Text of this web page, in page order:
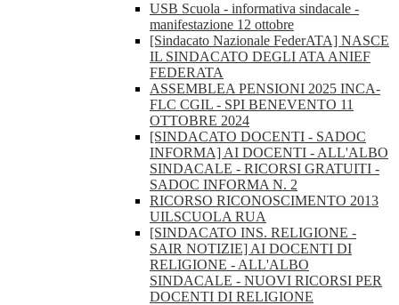
USB Scuola - informativa sindacale -
manifestazione 12 ottobre
[Sindacato Nazionale FederATA] NASCE
IL SINDACATO DEGLI ATA ANIEF
FEDERATA
ASSEMBLEA PENSIONI 2025 INCA-
FLC CGIL - SPI BENEVENTO 11
OTTOBRE 2024
[SINDACATO DOCENTI - SADOC
INFORMA] AI DOCENTI - ALL'ALBO
SINDACALE - RICORSI GRATUITI -
SADOC INFORMA N. 2
RICORSO RICONOSCIMENTO 2013
UILSCUOLA RUA
[SINDACATO INS. RELIGIONE -
SAIR NOTIZIE] AI DOCENTI DI
RELIGIONE - ALL'ALBO
SINDACALE - NUOVI RICORSI PER
DOCENTI DI RELIGIONE